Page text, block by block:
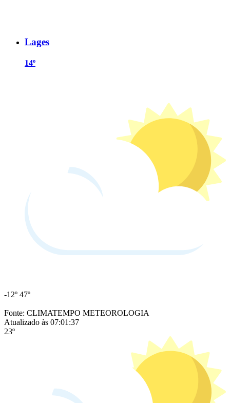
Lages
14º
-12º 47º
Fonte: CLIMATEMPO METEOROLOGIA
Atualizado às 07:01:37
23º